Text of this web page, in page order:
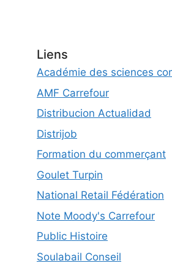
Liens
Académie des sciences
AMF Carrefour
Distribucion Actualidad
Distrijob
Formation du commerçant
Goulet Turpin
National Retail Fédération
Note Moody's Carrefour
Public Histoire
Soulabail Conseil